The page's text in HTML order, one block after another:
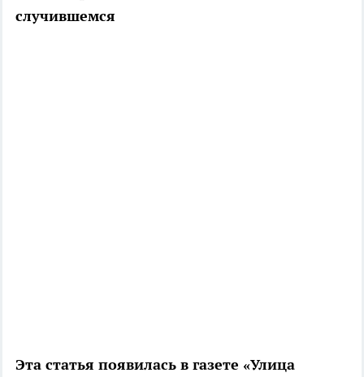
случившемся
Эта статья появилась в газете «Улица